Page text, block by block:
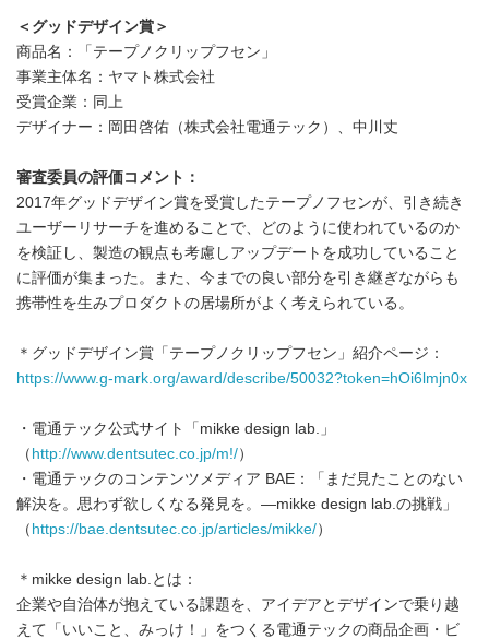
＜グッドデザイン賞＞
商品名：「テープノクリップフセン」
事業主体名：ヤマト株式会社
受賞企業：同上
デザイナー：岡田啓佑（株式会社電通テック）、中川丈
審査委員の評価コメント：
2017年グッドデザイン賞を受賞したテープノフセンが、引き続き
ユーザーリサーチを進めることで、どのように使われているのか
を検証し、製造の観点も考慮しアップデートを成功していること
に評価が集まった。また、今までの良い部分を引き継ぎながらも
携帯性を生みプロダクトの居場所がよく考えられている。
＊グッドデザイン賞「テープノクリップフセン」紹介ページ：
https://www.g-mark.org/award/describe/50032?token=hOi6lmjn0x
・電通テック公式サイト「mikke design lab.」
（ http://www.dentsutec.co.jp/m!/）
・電通テックのコンテンツメディア BAE：「まだ見たことのない
解決を。思わず欲しくなる発見を。—mikke design lab.の挑戦」
（ https://bae.dentsutec.co.jp/articles/mikke/）
＊mikke design lab.とは：
企業や自治体が抱えている課題を、アイデアとデザインで乗り越
えて「いいこと、みっけ！」をつくる電通テックの商品企画・ビ